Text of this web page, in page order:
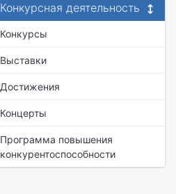
Конкурсная деятельность
Конкурсы
Выставки
Достижения
Концерты
Программа повышения
конкурентоспособности